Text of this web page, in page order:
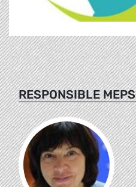
RESPONSIBLE MEPS